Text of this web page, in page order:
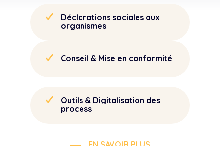
Déclarations sociales aux
organismes
Conseil & Mise en conformité
Outils & Digitalisation des
process
EN SAVOIR PLUS